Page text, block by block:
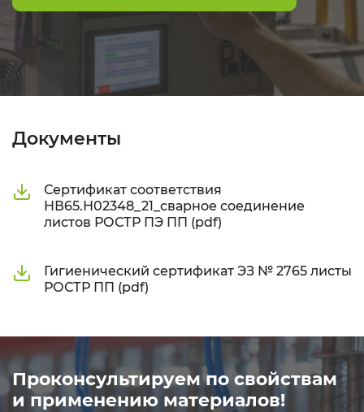
Документы
Сертификат соответствия
НВ65.Н02348_21_сварное соединение
листов РОСТР ПЭ ПП (pdf)
Гигиенический сертификат ЭЗ № 2765 листы
РОСТР ПП (pdf)
Проконсультируем по свойствам
и применению материалов!